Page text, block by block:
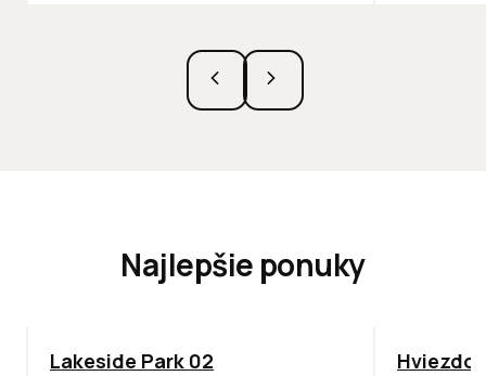
Najlepšie ponuky
ODPORÚČAME
Lakeside Park 02